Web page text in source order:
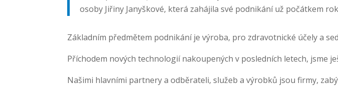
osoby Jiřiny Janyškové, která zahájila své podnikání už počátkem
Základním předmětem podnikání je výroba, pro zdravotnické účely a
Příchodem nových technologií nakoupených v posledních letech, jsme
Našimi hlavními partnery a odběrateli, služeb a výrobků jsou firmy,